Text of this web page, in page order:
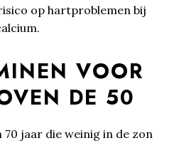
op hartproblemen bij
VOOR
DE 50
70 jaar die weinig in de zon